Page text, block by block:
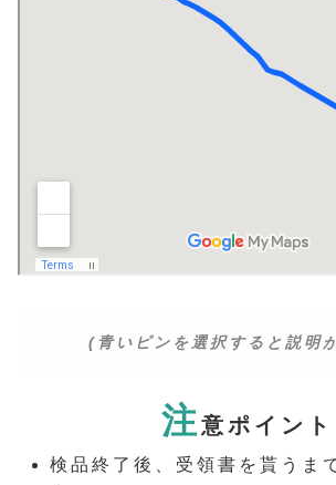
(青いピンを選択すると説明
注意ポイント
検品終了後、受領書を貰うま